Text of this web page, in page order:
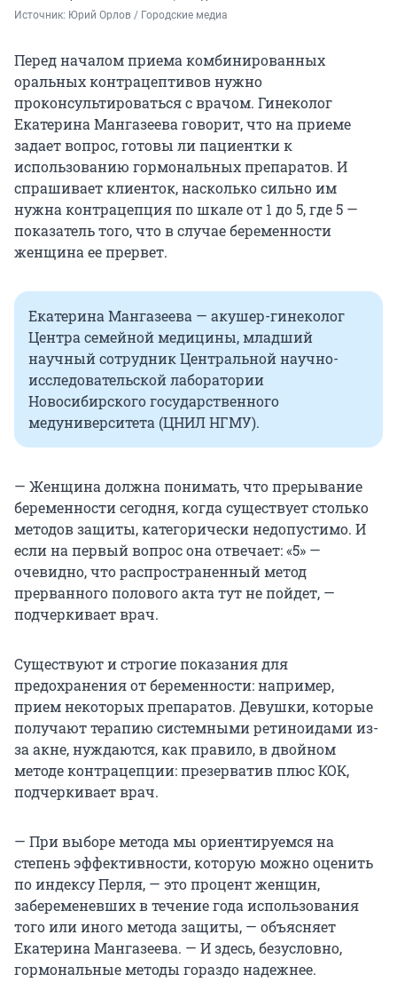
Источник: Юрий Орлов / Городские медиа
Перед началом приема комбинированных
оральных контрацептивов нужно
проконсультироваться с врачом. Гинеколог
Екатерина Мангазеева говорит, что на приеме
задает вопрос, готовы ли пациентки к
использованию гормональных препаратов. И
спрашивает клиенток, насколько сильно им
нужна контрацепция по шкале от 1 до 5, где 5 —
показатель того, что в случае беременности
женщина ее прервет.
Екатерина Мангазеева — акушер-гинеколог
Центра семейной медицины, младший
научный сотрудник Центральной научно-
исследовательской лаборатории
Новосибирского государственного
медуниверситета (ЦНИЛ НГМУ).
— Женщина должна понимать, что прерывание
беременности сегодня, когда существует столько
методов защиты, категорически недопустимо. И
если на первый вопрос она отвечает: «5» —
очевидно, что распространенный метод
прерванного полового акта тут не пойдет, —
подчеркивает врач.
Существуют и строгие показания для
предохранения от беременности: например,
прием некоторых препаратов. Девушки, которые
получают терапию системными ретиноидами из-
за акне, нуждаются, как правило, в двойном
методе контрацепции: презерватив плюс КОК,
подчеркивает врач.
— При выборе метода мы ориентируемся на
степень эффективности, которую можно оценить
по индексу Перля, — это процент женщин,
забеременевших в течение года использования
того или иного метода защиты, — объясняет
Екатерина Мангазеева. — И здесь, безусловно,
гормональные методы гораздо надежнее.